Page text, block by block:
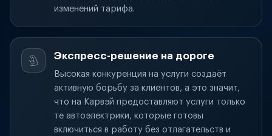
изменений тарифа.
Экспресс-решение на дороге
Высокая конкуренция на услуги создаёт
активную борьбу за клиентов, а это значит,
что на Карвэй предоставляют услуги только
те автоэлектрики, которые готовы
включиться в работу без отлагательств и